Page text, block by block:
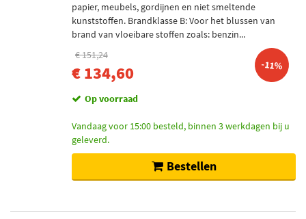
papier, meubels, gordijnen en niet smeltende
kunststoffen. Brandklasse B: Voor het blussen van
brand van vloeibare stoffen zoals: benzin...
€ 151,24
€ 134,60 -11%
Op voorraad
Vandaag voor 15:00 besteld, binnen 3 werkdagen bij u
geleverd.
Bestellen